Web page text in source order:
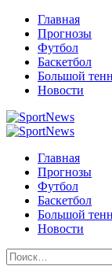
Перейти
содержимому
Главная
Прогнозы
Футбол
Баскетбол
Большой
Новости
Primary
Главная
Прогнозы
Футбол
Баскетбол
Большой
Новости
Найти: